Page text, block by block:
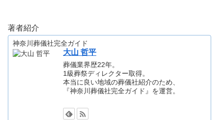
著者紹介
神奈川葬儀社完全ガイド
大山 哲平
葬儀業界歴22年。
1級葬祭ディレクター取得。
本当に良い地域の葬儀社紹介のため、
『神奈川葬儀社完全ガイド』を運営。